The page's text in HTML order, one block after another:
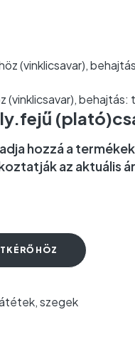
(vinklicsavar),
hozzá a
az aktuális
szegek